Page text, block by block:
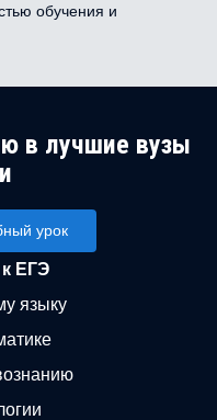
обучения и
в лучшие вузы
урок
ЕГЭ
языку